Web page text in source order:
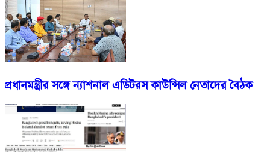
প্রধানমন্ত্রীর সঙ্গে ন্যাশনাল এডিটরস কাউন্সিল নেতাদের বৈঠক